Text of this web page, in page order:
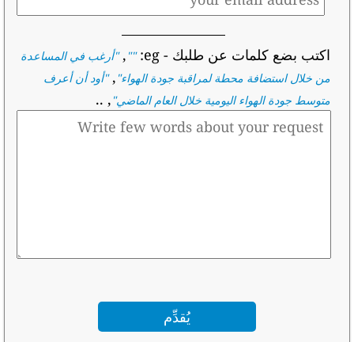
اكتب بضع كلمات عن طلبك- eg:
""
,
"أرغب في المساعدة
من خلال استضافة محطة لمراقبة جودة الهواء"
,
"أود أن أعرف
متوسط جودة الهواء اليومية خلال العام الماضي "
, ..